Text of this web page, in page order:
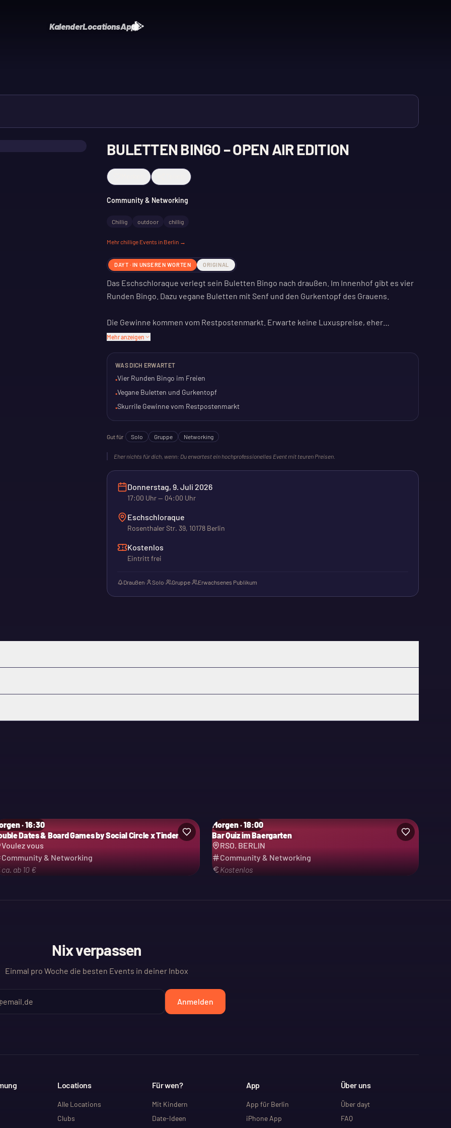
KalenderLocationsApp
BULETTEN BINGO – OPEN AIR EDITION
Community & Networking
Chillig outdoor chillig
Mehrchillige Events in Berlin →
DAYT · IN UNSEREN WORTEN ORIGINAL
Das Eschschloraque verlegt sein Buletten Bingo nach draußen. Im Innenhof gibt es vier
Runden Bingo. Dazu vegane Buletten mit Senf und den Gurkentopf des Grauens.
Die Gewinne kommen vom Restpostenmarkt. Erwarte keine Luxuspreise, eher
Kuriositäten. Die Veranstaltung ist kostenlos, Bingoscheine gibt es gegen Spende.
Eine entspannte Angelegenheit für den Donnerstagabend. Nichts Kompliziertes,
einfach nur Bingo und Essen unter freiem Himmel. Eine gute Gelegenheit, neue Leute
kennenzulernen oder mit Freunden abzuhängen.
Mehr anzeigen
WAS DICH ERWARTET
•Vier Runden Bingo im Freien
•Vegane Buletten und Gurkentopf
•Skurrile Gewinne vom Restpostenmarkt
Gut für Solo Gruppe Networking
Eher nichts für dich, wenn: Du erwartest ein hochprofessionelles Event mit teuren Preisen.
Donnerstag, 9. Juli 2026
17:00 Uhr— 04:00 Uhr
Eschschloraque
Rosenthaler Str. 39, 10178 Berlin
Kostenlos
Eintritt frei
Draußen· Solo· Gruppe· Erwachsenes Publikum
· 16:30
Dates & Board Games by Social Circle x Tinder
Voulez vous
Community & Networking
ca. ab 10 €
Morgen · 18:00
Bar Quiz im Baergarten
RSO. BERLIN
Community & Networking
Kostenlos
Nix verpassen
Einmal pro Woche die besten Events in deiner Inbox
Anmelden
Locations
Alle Locations
Clubs
Für wen?
Mit Kindern
Date-Ideen
App
App für Berlin
iPhone App
Über uns
Über dayt
FAQ